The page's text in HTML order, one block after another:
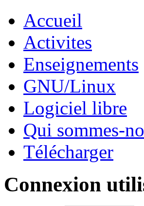
Accueil
Activites
Enseignements
GNU/Linux
Logiciel libre
Qui sommes-
Télécharger
Connexion